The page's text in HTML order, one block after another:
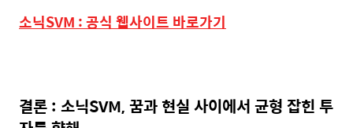
소닉SVM : 공식 웹사이트 바로가기
결론 : 소닉SVM, 꿈과 현실 사이에서 균형 잡힌 투